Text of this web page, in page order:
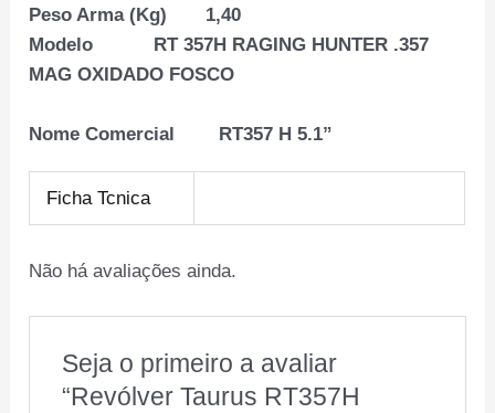
Peso Arma (Kg) 1,40
Modelo RT 357H RAGING HUNTER .357
MAG OXIDADO FOSCO
Nome Comercial RT357 H 5.1”
Ficha Tcnica
Não há avaliações ainda.
Seja o primeiro a avaliar
“Revólver Taurus RT357H